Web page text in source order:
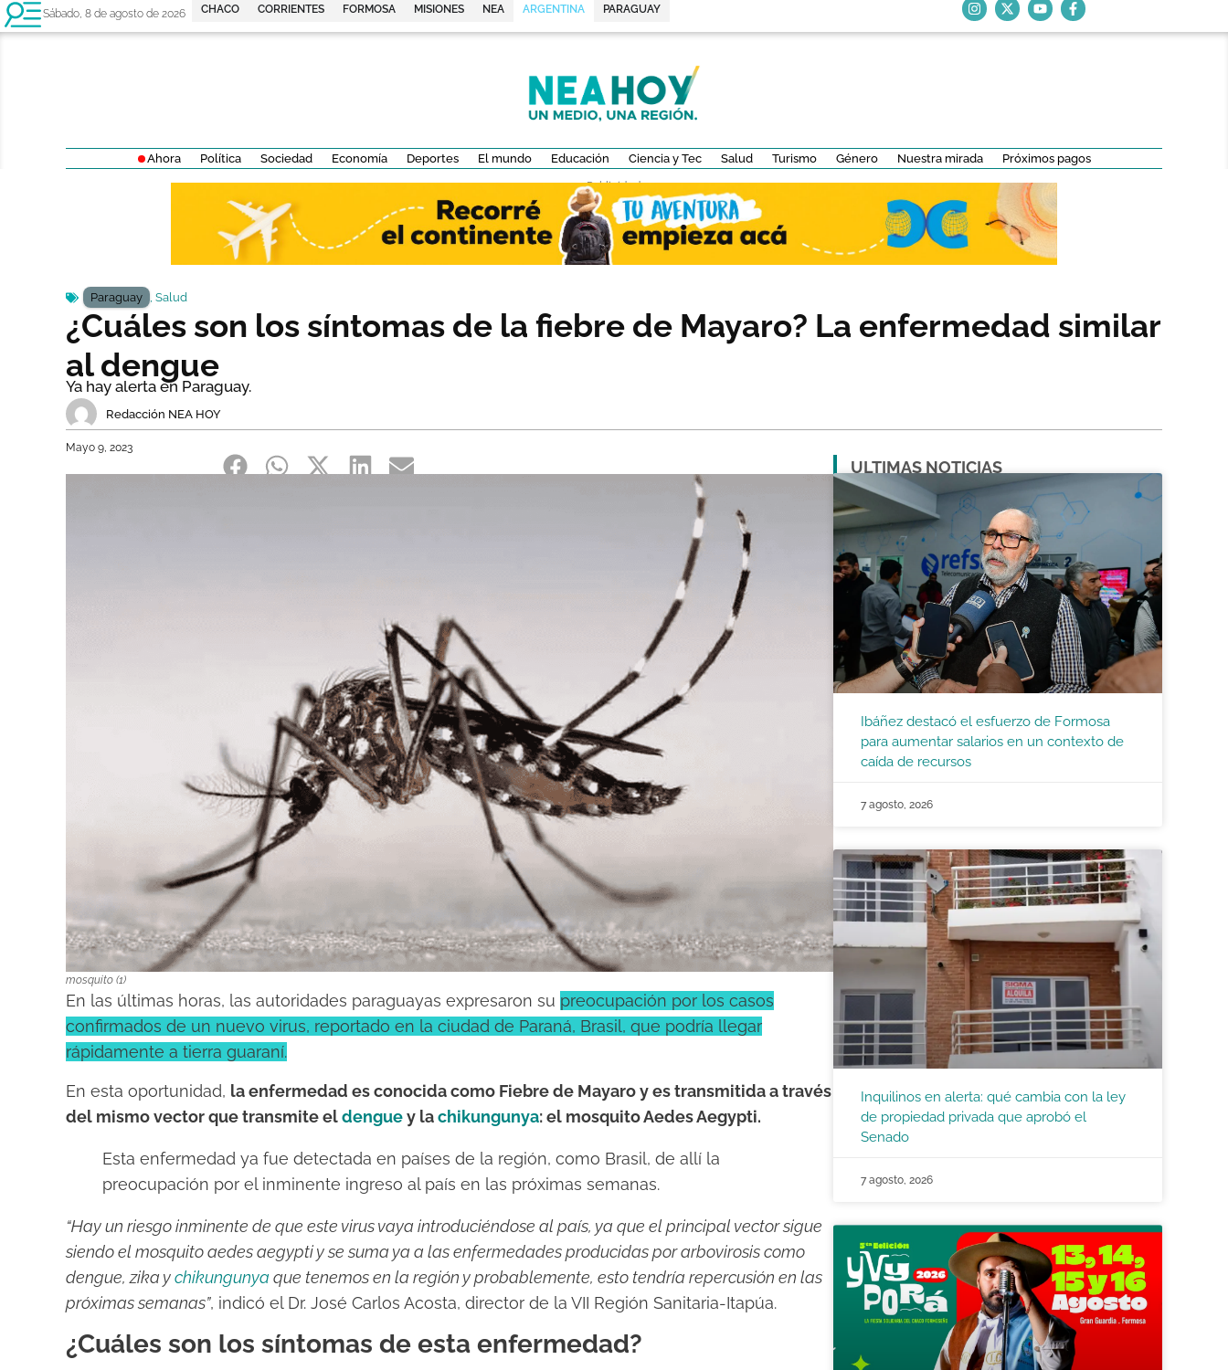
Sábado, 8 de agosto de 2026 CHACO CORRIENTES FORMOSA MISIONES NEA ARGENTINA PARAGUAY
Ahora Política Sociedad Economía Deportes El mundo Educación Ciencia y Tec Salud Turismo Género Nuestra mirada Próximos pagos
- Publicidad -
Paraguay , Salud
¿Cuáles son los síntomas de la fiebre de Mayaro? La enfermedad similar
al dengue
Ya hay alerta en Paraguay.
Redacción NEA HOY
Mayo 9, 2023
mosquito (1)
En las últimas horas, las autoridades paraguayas expresaron su preocupación por los casos
confirmados de un nuevo virus, reportado en la ciudad de Paraná, Brasil, que podría llegar
rápidamente a tierra guaraní.
En esta oportunidad, la enfermedad es conocida como Fiebre de Mayaro y es transmitida a través
del mismo vector que transmite eldenguey lachikungunya: el mosquito Aedes Aegypti.
Esta enfermedad ya fue detectada en países de la región, como Brasil, de allí la
preocupación por el inminente ingreso al país en las próximas semanas.
“Hay un riesgo inminente de que este virus vaya introduciéndose al país, ya que el principal vector sigue
siendo el mosquito aedes aegypti y se suma ya a las enfermedades producidas por arbovirosis como
dengue, zika ychikungunyaque tenemos en la región y probablemente, esto tendría repercusión en las
próximas semanas”, indicó el Dr. José Carlos Acosta, director de la VII Región Sanitaria-Itapúa.
¿Cuáles son los síntomas de esta enfermedad?
ULTIMAS NOTICIAS
Ibáñez destacó el esfuerzo de Formosa
para aumentar salarios en un contexto de
caída de recursos
7 agosto, 2026
Inquilinos en alerta: qué cambia con la ley
de propiedad privada que aprobó el
Senado
7 agosto, 2026